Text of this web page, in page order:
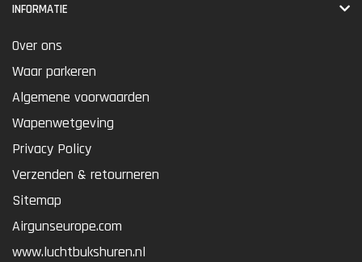
INFORMATIE
Over ons
Waar parkeren
Algemene voorwaarden
Wapenwetgeving
Privacy Policy
Verzenden & retourneren
Sitemap
Airgunseurope.com
www.luchtbukshuren.nl